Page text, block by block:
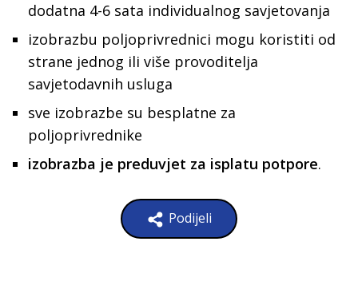
dodatna 4-6 sata individualnog savjetovanja
izobrazbu poljoprivrednici mogu koristiti od
strane jednog ili više provoditelja
savjetodavnih usluga
sve izobrazbe su besplatne za
poljoprivrednike
izobrazba je preduvjet za isplatu potpore.
Podijeli